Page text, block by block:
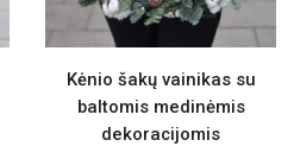
Kėnio šakų vainikas su
baltomis medinėmis
dekoracijomis